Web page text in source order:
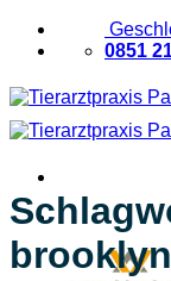
Zum
Inhalt
0851
brooklyn